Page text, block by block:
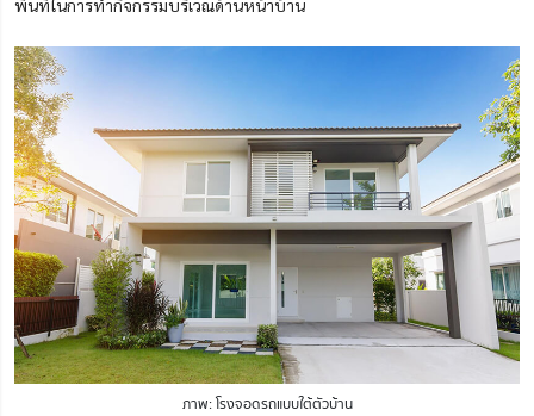
พื้นที่ในการทำกิจกรรมบริเวณด้านหน้าบ้าน
ภาพ: โรงจอดรถแบบใต้ตัวบ้าน